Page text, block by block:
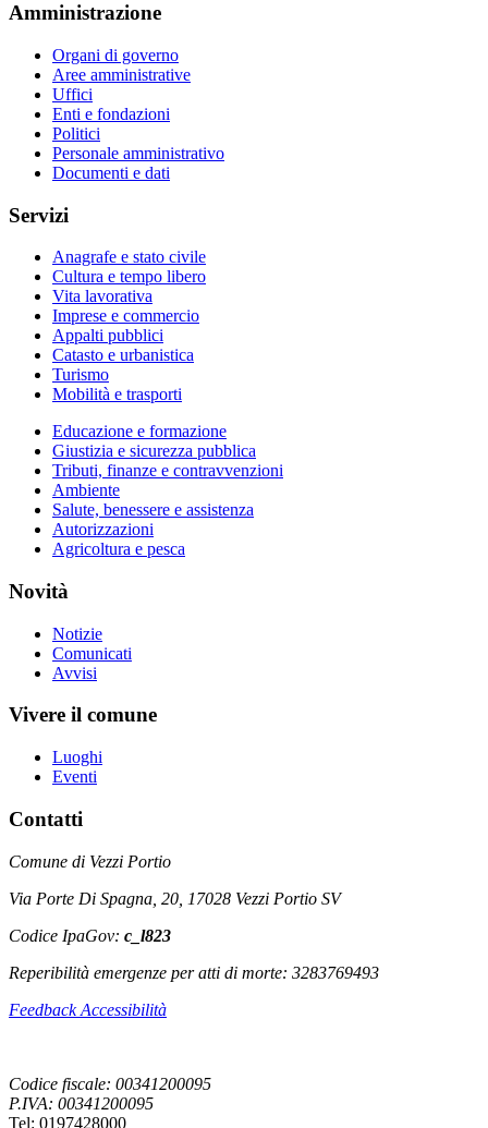
Amministrazione
Organi di governo
Aree amministrative
Uffici
Enti e fondazioni
Politici
Personale amministrativo
Documenti e dati
Servizi
Anagrafe e stato civile
Cultura e tempo libero
Vita lavorativa
Imprese e commercio
Appalti pubblici
Catasto e urbanistica
Turismo
Mobilità e trasporti
Educazione e formazione
Giustizia e sicurezza pubblica
Tributi, finanze e contravvenzioni
Ambiente
Salute, benessere e assistenza
Autorizzazioni
Agricoltura e pesca
Novità
Notizie
Comunicati
Avvisi
Vivere il comune
Luoghi
Eventi
Contatti
Comune di Vezzi Portio
Via Porte Di Spagna, 20, 17028 Vezzi Portio SV
Codice IpaGov: c_l823
Reperibilità emergenze per atti di morte: 3283769493
Feedback Accessibilità
Codice fiscale: 00341200095
P.IVA: 00341200095
Tel: 0197428000